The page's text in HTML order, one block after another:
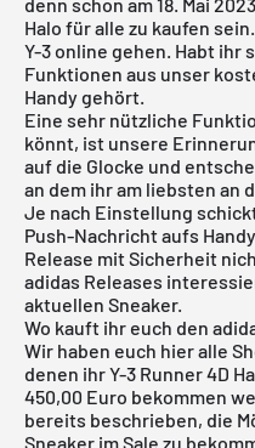
Halo für alle zu kaufen
Y-3 online gehen. Habt ihr
Funktionen aus unser
Handy gehört.
Eine sehr nützliche
könnt, ist unsere
auf die Glocke und
an dem ihr am liebsten an
Je nach Einstellung
Push-Nachricht aufs
Release mit Sicherheit
adidas Releases
aktuellen Sneaker.
Wo kauft ihr euch den
Wir haben euch hier alle
denen ihr Y-3 Runner 4D
450,00 Euro bekommen
bereits beschrieben, die
Sneaker im Sale zu